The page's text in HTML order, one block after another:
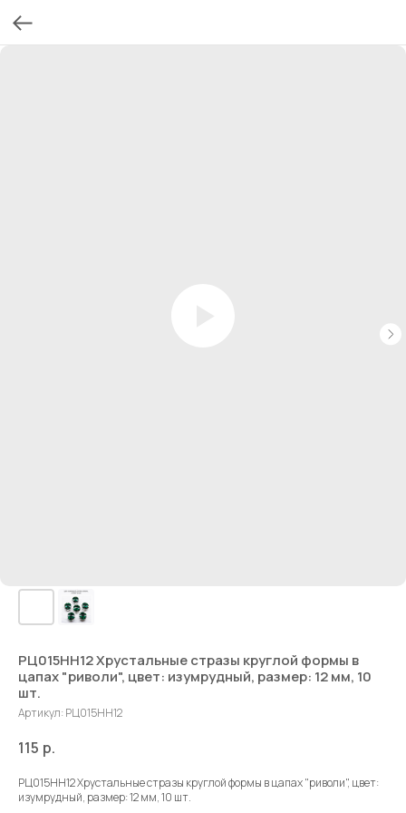
РЦ015НН12 Хрустальные стразы круглой формы в
цапах "риволи", цвет: изумрудный, размер: 12 мм, 10
шт.
Артикул: РЦ015НН12
115 р.
РЦ015НН12 Хрустальные стразы круглой формы в цапах "риволи", цвет:
изумрудный, размер: 12 мм, 10 шт.